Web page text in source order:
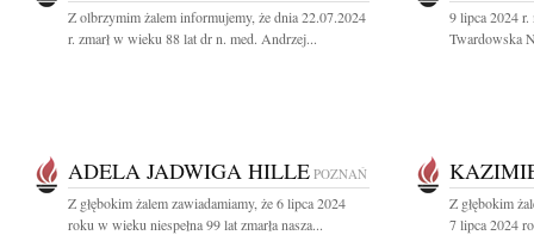
Z olbrzymim żalem informujemy, że dnia 22.07.2024
r. zmarł w wieku 88 lat dr n. med. Andrzej...
9 lipca 2024 r.
Twardowska
ADELA JADWIGA HILLE POZNAŃ
Z głębokim żalem zawiadamiamy, że 6 lipca 2024
roku w wieku niespełna 99 lat zmarła nasza...
Z głębokim
7 lipca 2024